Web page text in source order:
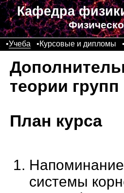
Кафедра
•Учеба •Курсовые и дипломы
теории групп
План курса
системы